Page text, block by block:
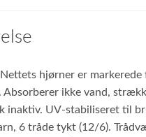
hjørner er markerede
Absorberer ikke vand,
inaktiv. UV-stabiliseret til
6 tråde tykt (12/6).